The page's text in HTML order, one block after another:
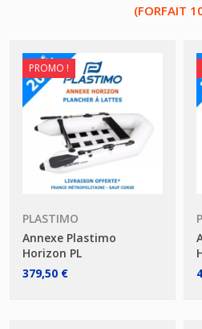
(FORFAIT
PROMO !
PLASTIMO
Annexe Plastimo
Horizon PL
379,50 €